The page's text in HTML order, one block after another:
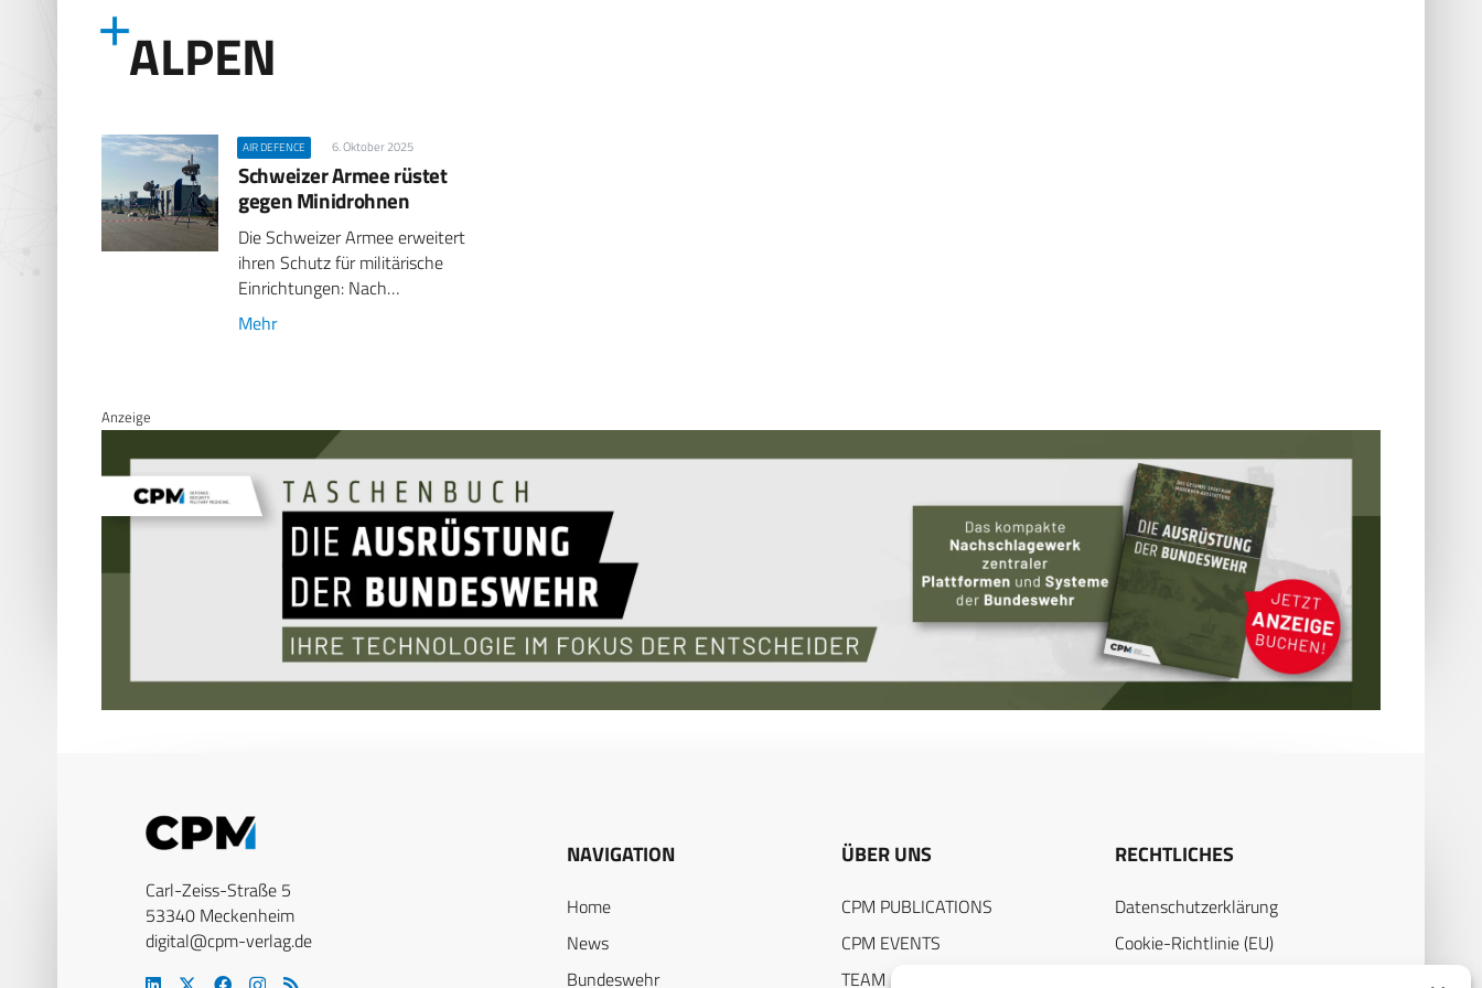
ALPEN
AIR DEFENCE 6. Oktober 2025
Schweizer Armee rüstet
gegen Minidrohnen
Die Schweizer Armee erweitert
ihren Schutz für militärische
Einrichtungen: Nach…
Mehr
Anzeige
Carl-Zeiss-Straße 5
53340 Meckenheim
digital@cpm-verlag.de
NAVIGATION
Home
News
Bundeswehr
ÜBER UNS
CPM PUBLICATIONS
CPM EVENTS
TEAM
RECHTLICHES
Datenschutzerklärung
Cookie-Richtlinie (EU)